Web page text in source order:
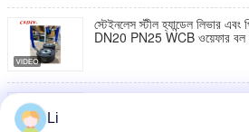
স্টেইনলেস স্টীল হ্যান্ডেল লিভার
DN20 PN25 WCB ওয়েফার বল
ওফার টাইপ 1 পিসি ফুল হোর বল
Li